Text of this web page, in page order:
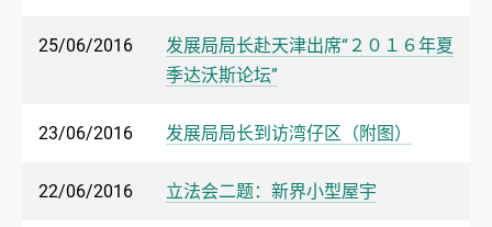
25/06/2016
发展局局长赴天津出席“２０１６年夏
季达沃斯论坛”
23/06/2016 发展局局长到访湾仔区（附图）
22/06/2016 立法会二题：新界小型屋宇